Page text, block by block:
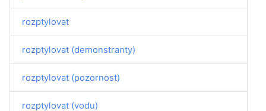
rozptylovat
rozptylovat (demonstranty)
rozptylovat (pozornost)
rozptylovat (vodu)